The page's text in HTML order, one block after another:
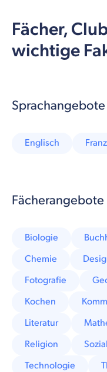
Fächer,
wichtige
Sprachangebote
Englisch
Fächerangebote
Biologie
Chemie
Fotografie
Kochen
Literatur
Religion
Technologie